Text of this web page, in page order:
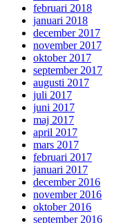
februari 2018
januari 2018
december 2017
november 2017
oktober 2017
september 2017
augusti 2017
juli 2017
juni 2017
maj 2017
april 2017
mars 2017
februari 2017
januari 2017
december 2016
november 2016
oktober 2016
september 2016